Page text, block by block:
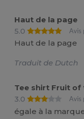
Haut de la page
5.0
Avis
Haut de la page
Traduit de Dutch
Tee shirt Fruit of
3.0
Avis
égale à la